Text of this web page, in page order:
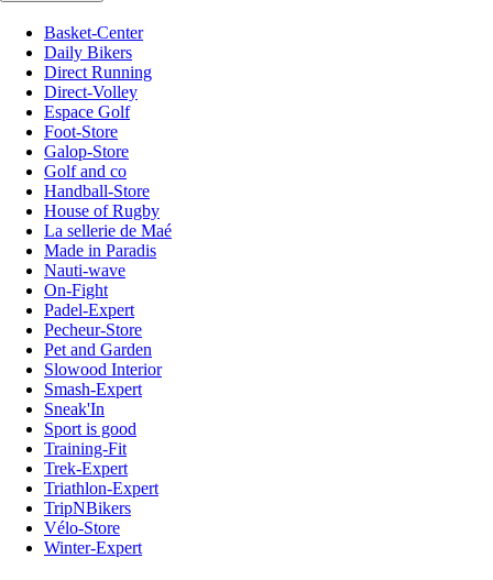
Basket-Center
Daily Bikers
Direct Running
Direct-Volley
Espace Golf
Foot-Store
Galop-Store
Golf and co
Handball-Store
House of Rugby
La sellerie de Maé
Made in Paradis
Nauti-wave
On-Fight
Padel-Expert
Pecheur-Store
Pet and Garden
Slowood Interior
Smash-Expert
Sneak'In
Sport is good
Training-Fit
Trek-Expert
Triathlon-Expert
TripNBikers
Vélo-Store
Winter-Expert